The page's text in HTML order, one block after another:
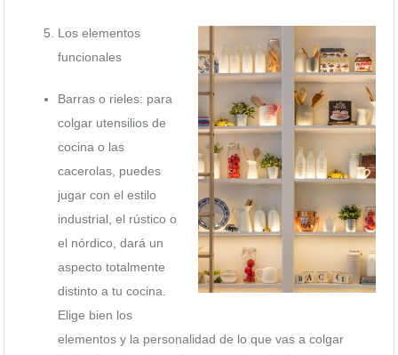
Los elementos
funcionales
Barras o rieles: para
colgar utensilios de
cocina o las
cacerolas, puedes
jugar con el estilo
industrial, el rústico o
el nórdico, dará un
aspecto totalmente
distinto a tu cocina.
Elige bien los
elementos y la personalidad de lo que vas a colgar